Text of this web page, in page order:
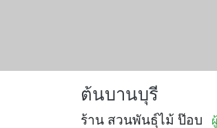
ต้นบานบุรี
ร้าน สวนพันธุ์ไม้ ป๊อบ